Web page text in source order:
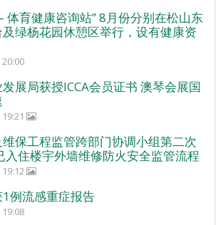
体育健康咨询站” 8月份分别在松山东
绿杨花园休憩区举行，设有健康资
展局获授ICCA会员证书 澳琴会展国
保工程监管跨部门协调小组第二次
入住楼宇外墙维修防火安全监管流程
例流感重症报告